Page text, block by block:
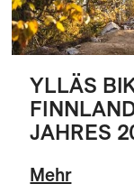
YLLÄS
JAHRES
Mehr